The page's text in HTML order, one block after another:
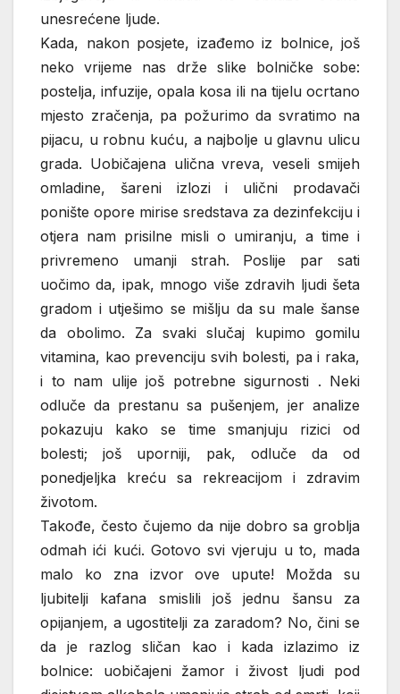
unesrećene ljude.
Kada, nakon posjete, izađemo iz bolnice, još
neko vrijeme nas drže slike bolničke sobe:
postelja, infuzije, opala kosa ili na tijelu ocrtano
mjesto zračenja, pa požurimo da svratimo na
pijacu, u robnu kuću, a najbolje u glavnu ulicu
grada. Uobičajena ulična vreva, veseli smijeh
omladine, šareni izlozi i ulični prodavači
ponište opore mirise sredstava za dezinfekciju i
otjera nam prisilne misli o umiranju, a time i
privremeno umanji strah. Poslije par sati
uočimo da, ipak, mnogo više zdravih ljudi šeta
gradom i utješimo se mišlju da su male šanse
da obolimo. Za svaki slučaj kupimo gomilu
vitamina, kao prevenciju svih bolesti, pa i raka,
i to nam ulije još potrebne sigurnosti . Neki
odluče da prestanu sa pušenjem, jer analize
pokazuju kako se time smanjuju rizici od
bolesti; još uporniji, pak, odluče da od
ponedjeljka kreću sa rekreacijom i zdravim
životom.
Takođe, često čujemo da nije dobro sa groblja
odmah ići kući. Gotovo svi vjeruju u to, mada
malo ko zna izvor ove upute! Možda su
ljubitelji kafana smislili još jednu šansu za
opijanjem, a ugostitelji za zaradom? No, čini se
da je razlog sličan kao i kada izlazimo iz
bolnice: uobičajeni žamor i živost ljudi pod